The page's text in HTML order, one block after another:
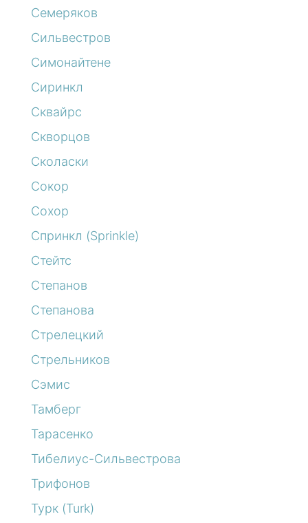
Семеряков
Сильвестров
Симонайтене
Сиринкл
Сквайрс
Скворцов
Сколаски
Сокор
Сохор
Спринкл (Sprinkle)
Стейтс
Степанов
Степанова
Стрелецкий
Стрельников
Сэмис
Тамберг
Тарасенко
Тибелиус-Сильвестрова
Трифонов
Турк (Turk)